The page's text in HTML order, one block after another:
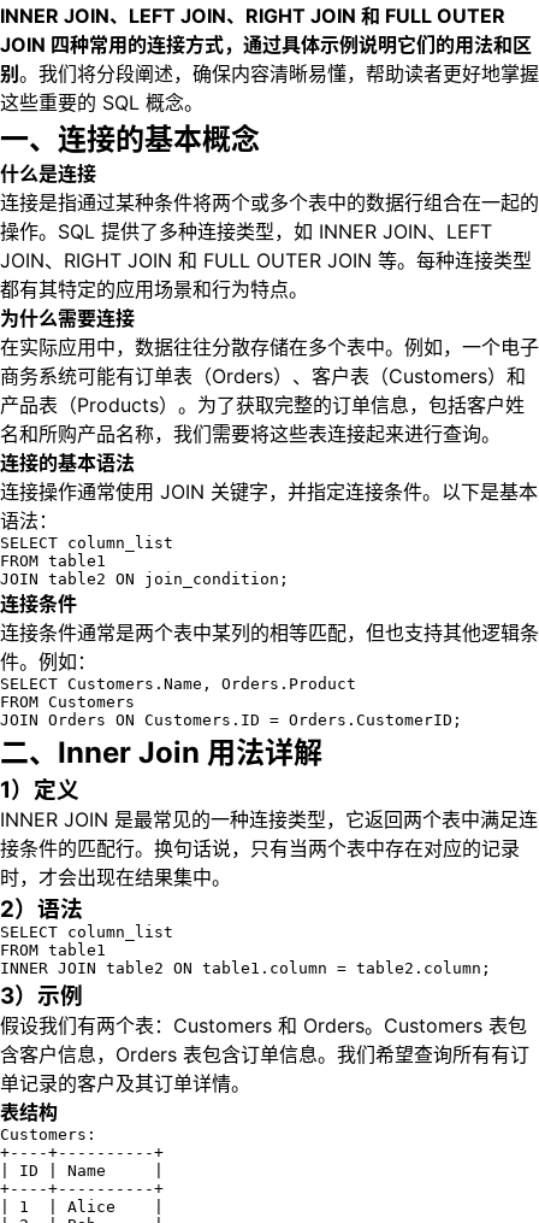
INNER JOIN、LEFT JOIN、RIGHT JOIN 和 FULL OUTER
JOIN 四种常用的连接方式，通过具体示例说明它们的用法和区
别 。我们将分段阐述，确保内容清晰易懂，帮助读者更好地掌握
这些重要的 SQL 概念。
一、连接的基本概念
什么是连接
连接是指通过某种条件将两个或多个表中的数据行组合在一起的
操作。SQL 提供了多种连接类型，如 INNER JOIN、LEFT
JOIN、RIGHT JOIN 和 FULL OUTER JOIN 等。每种连接类型
都有其特定的应用场景和行为特点。
为什么需要连接
在实际应用中，数据往往分散存储在多个表中。例如，一个电子
商务系统可能有订单表（Orders）、客户表（Customers）和
产品表（Products）。为了获取完整的订单信息，包括客户姓
名和所购产品名称，我们需要将这些表连接起来进行查询。
连接的基本语法
连接操作通常使用 JOIN 关键字，并指定连接条件。以下是基本
语法：
SELECT column_list
FROM table1
JOIN table2 ON join_condition;
连接条件
连接条件通常是两个表中某列的相等匹配，但也支持其他逻辑条
件。例如：
SELECT Customers.Name, Orders.Product
FROM Customers
JOIN Orders ON Customers.ID = Orders.CustomerID;
二、Inner Join 用法详解
1）定义
INNER JOIN 是最常见的一种连接类型，它返回两个表中满足连
接条件的匹配行。换句话说，只有当两个表中存在对应的记录
时，才会出现在结果集中。
2）语法
SELECT column_list
FROM table1
INNER JOIN table2 ON table1.column = table2.column;
3）示例
假设我们有两个表：Customers 和 Orders。Customers 表包
含客户信息，Orders 表包含订单信息。我们希望查询所有有订
单记录的客户及其订单详情。
表结构
Customers:
+----+----------+
| ID | Name     |
+----+----------+
| 1  | Alice    |